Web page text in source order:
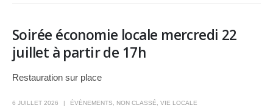
Soirée économie locale mercredi 22
juillet à partir de 17h
Restauration sur place
6 JUILLET 2026 ÉVÈNEMENTS NON CLASSÉ VIE LOCALE